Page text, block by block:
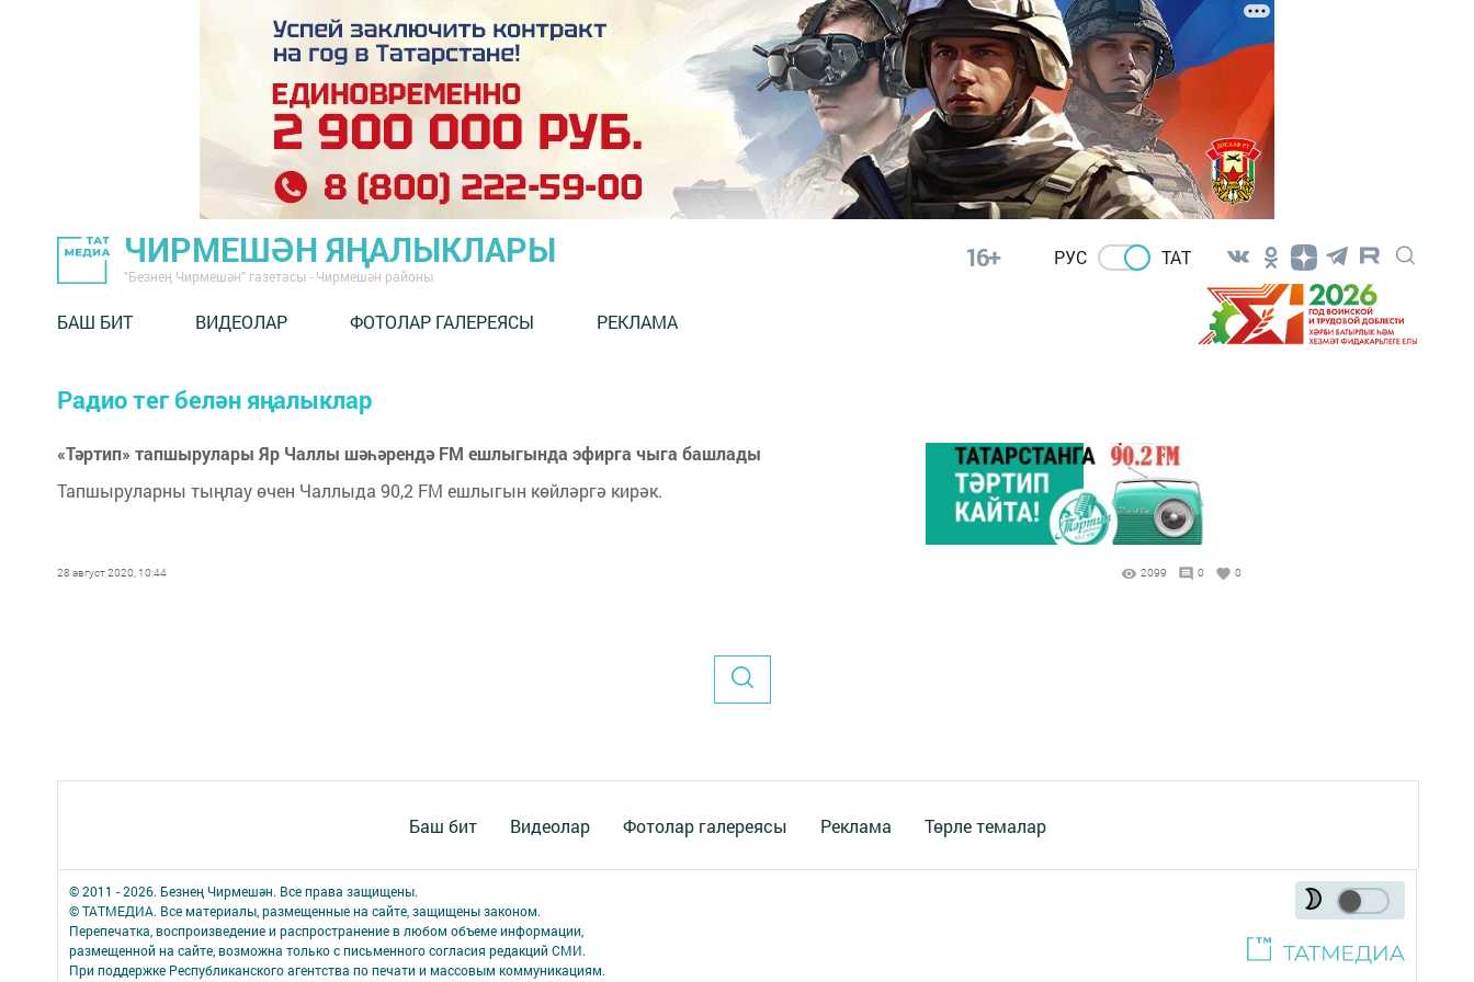
ЧИРМЕШӘН ЯҢАЛЫКЛАРЫ
"Безнең Чирмешән" газетасы - Чирмешән районы
16+ РУС ТАТ
БАШ БИТ ВИДЕОЛАР ФОТОЛАР ГАЛЕРЕЯСЫ РЕКЛАМА
Радио тег белән яңалыклар
«Тәртип» тапшырулары Яр Чаллы шәһәрендә FM ешлыгында эфирга чыга башлады
Тапшыруларны тыңлау өчен Чаллыда 90,2 FM ешлыгын көйләргә кирәк.
28 август 2020, 10:44 2099 0 0
Баш бит Видеолар Фотолар галереясы Реклама Төрле темалар
© 2011 - 2026. Безнең Чирмешән. Все права защищены.
© ТАТМЕДИА. Все материалы, размещенные на сайте, защищены законом.
Перепечатка, воспроизведение и распространение в любом объеме информации,
размещенной на сайте, возможна только с письменного согласия редакций СМИ.
При поддержке Республиканского агентства по печати и массовым коммуникациям.